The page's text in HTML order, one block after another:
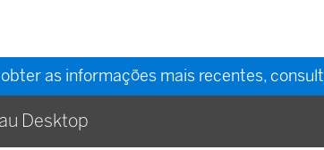
obter as informações mais recentes,
Desktop